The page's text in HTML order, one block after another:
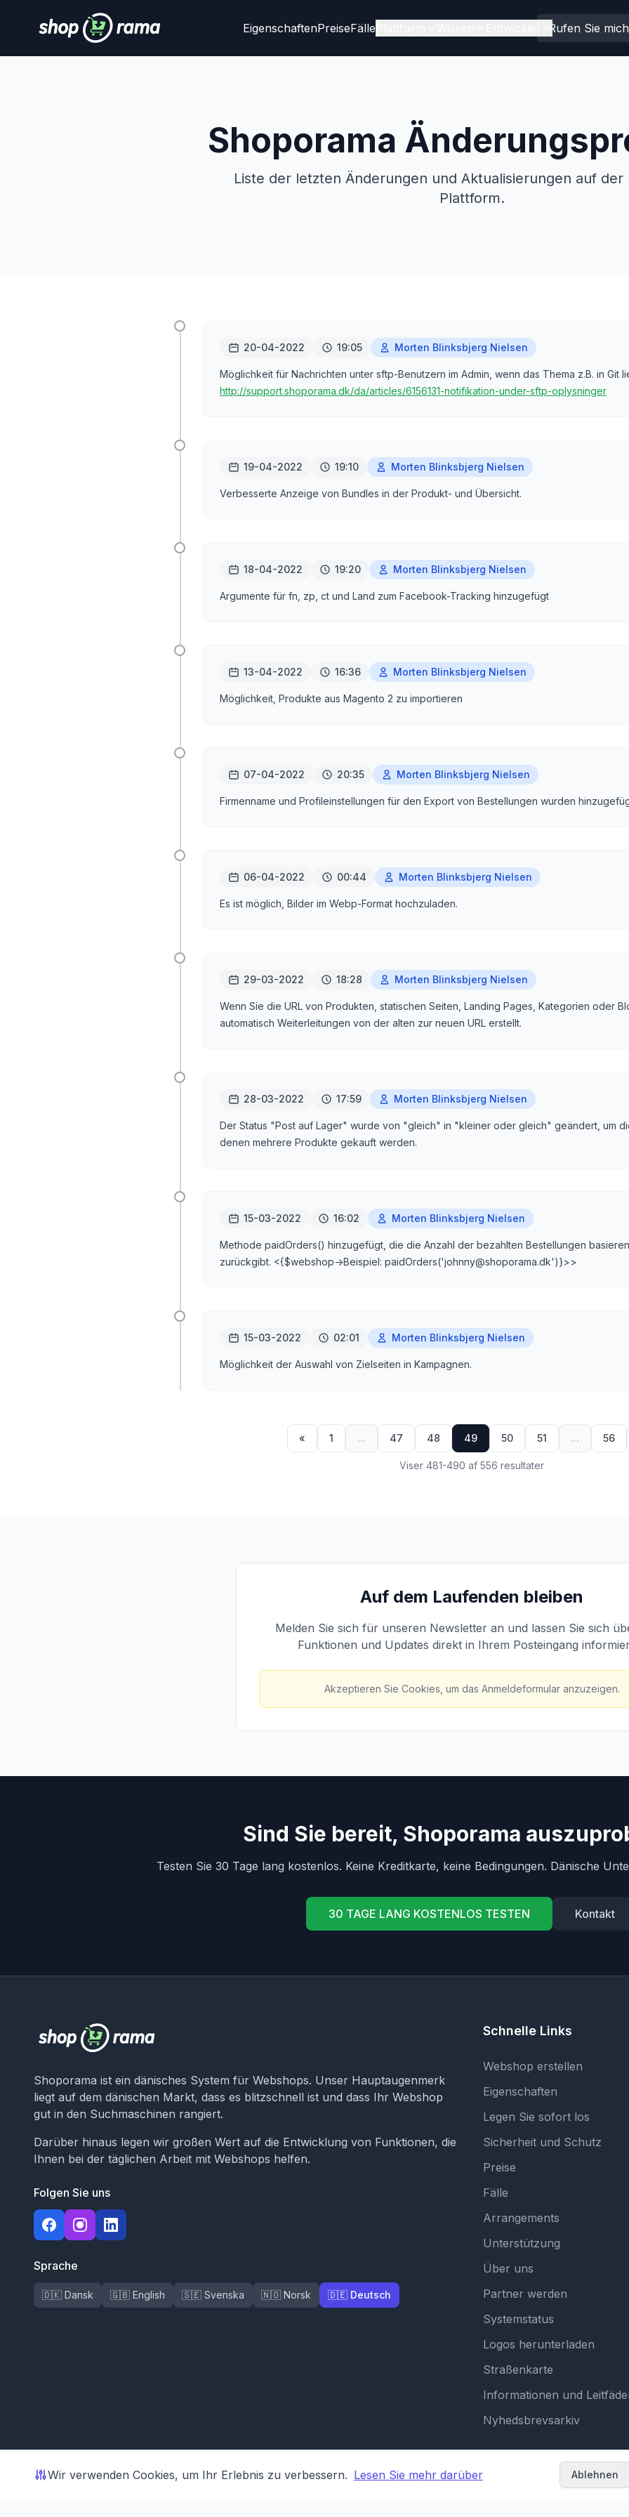
EigenschaftenPreiseFälle Rufen Sie
Shoporama
Liste der letzten Änderungen und Aktualisierungen auf der
Plattform.
20-04-2022 19:05 Morten Blinksbjerg Nielsen
Möglichkeit für Nachrichten unter sftp-Benutzern im Admin, wenn das Thema z.B. in Git
http://support.shoporama.dk/da/articles/6156131-notifikation-under-sftp-oplysninger
19-04-2022 19:10 Morten Blinksbjerg Nielsen
Verbesserte Anzeige von Bundles in der Produkt- und Übersicht.
18-04-2022 19:20 Morten Blinksbjerg Nielsen
Argumente für fn, zp, ct und Land zum Facebook-Tracking hinzugefügt
13-04-2022 16:36 Morten Blinksbjerg Nielsen
Möglichkeit, Produkte aus Magento 2 zu importieren
07-04-2022 20:35 Morten Blinksbjerg Nielsen
Firmenname und Profileinstellungen für den Export von Bestellungen wurden
06-04-2022 00:44 Morten Blinksbjerg Nielsen
Es ist möglich, Bilder im Webp-Format hochzuladen.
29-03-2022 18:28 Morten Blinksbjerg Nielsen
Wenn Sie die URL von Produkten, statischen Seiten, Landing Pages, Kategorien oder
automatisch Weiterleitungen von der alten zur neuen URL erstellt.
28-03-2022 17:59 Morten Blinksbjerg Nielsen
Der Status "Post auf Lager" wurde von "gleich" in "kleiner oder gleich" geändert, um
denen mehrere Produkte gekauft werden.
15-03-2022 16:02 Morten Blinksbjerg Nielsen
Methode paidOrders() hinzugefügt, die die Anzahl der bezahlten Bestellungen
zurückgibt. <{$webshop->Beispiel: paidOrders('johnny@shoporama.dk')}>>
15-03-2022 02:01 Morten Blinksbjerg Nielsen
Möglichkeit der Auswahl von Zielseiten in Kampagnen.
« 1 ... 47 48 49 50 51 ... 56
Viser 481-490 af 556 resultater
Auf dem Laufenden bleiben
Melden Sie sich für unseren Newsletter an und lassen Sie sich
Funktionen und Updates direkt in Ihrem Posteingang
Akzeptieren Sie Cookies, um das Anmeldeformular anzuzeigen.
Sind Sie bereit, Shoporama
Testen Sie 30 Tage lang kostenlos. Keine Kreditkarte, keine Bedingungen. Dänische
30 TAGE LANG KOSTENLOS TESTEN Kontakt
Shoporama ist ein dänisches System für Webshops. Unser Hauptaugenmerk
liegt auf dem dänischen Markt, dass es blitzschnell ist und dass Ihr Webshop
gut in den Suchmaschinen rangiert.
Darüber hinaus legen wir großen Wert auf die Entwicklung von Funktionen, die
Ihnen bei der täglichen Arbeit mit Webshops helfen.
Folgen Sie uns
Sprache
🇩🇰 Dansk 🇬🇧 English 🇸🇪 Svenska 🇳🇴 Norsk 🇩🇪 Deutsch
Schnelle Links
Webshop erstellen
Eigenschaften
Legen Sie sofort los
Sicherheit und Schutz
Preise
Fälle
Arrangements
Unterstützung
Über uns
Partner werden
Systemstatus
Logos herunterladen
Straßenkarte
Informationen und
Nyhedsbrevsarkiv
Wir verwenden Cookies, um Ihr Erlebnis zu verbessern. Lesen Sie mehr darüber Ablehnen